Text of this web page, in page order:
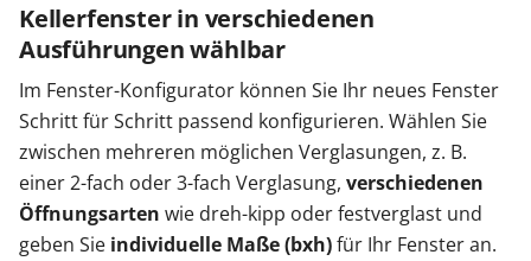
Kellerfenster in verschiedenen
Ausführungen wählbar
Im Fenster-Konfigurator können Sie Ihr neues Fenster
Schritt für Schritt passend konfigurieren. Wählen Sie
zwischen mehreren möglichen Verglasungen, z. B.
einer 2-fach oder 3-fach Verglasung, verschiedenen
Öffnungsarten wie dreh-kipp oder festverglast und
geben Sie individuelle Maße (bxh)für Ihr Fenster an.